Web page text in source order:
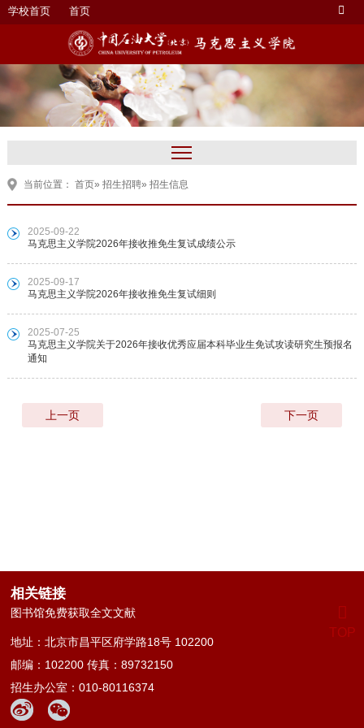
学校首页 首页
当前位置： 首页» 招生招聘» 招生信息
2025-09-22
马克思主义学院2026年接收推免生复试成绩公示
2025-09-17
马克思主义学院2026年接收推免生复试细则
2025-07-25
马克思主义学院关于2026年接收优秀应届本科毕业生免试攻读研究生预报名
通知
上一页 下一页
相关链接
图书馆免费获取全文文献
地址：北京市昌平区府学路18号 102200
邮编：102200 传真：89732150
招生办公室：010-80116374
TOP